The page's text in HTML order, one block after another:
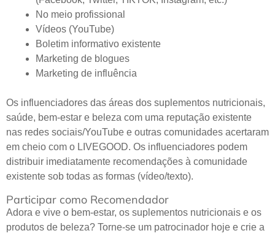
No meio profissional
Vídeos (YouTube)
Boletim informativo existente
Marketing de blogues
Marketing de influência
Os influenciadores das áreas dos suplementos nutricionais,
saúde, bem-estar e beleza com uma reputação existente
nas redes sociais/YouTube e outras comunidades acertaram
em cheio com o LIVEGOOD. Os influenciadores podem
distribuir imediatamente recomendações à comunidade
existente sob todas as formas (vídeo/texto).
Participar como Recomendador
Adora e vive o bem-estar, os suplementos nutricionais e os
produtos de beleza? Torne-se um patrocinador hoje e crie a